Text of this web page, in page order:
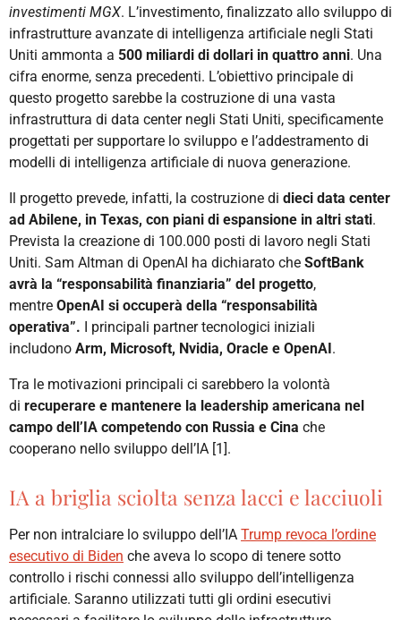
investimenti MGX. L’investimento, finalizzato allo sviluppo di
infrastrutture avanzate di intelligenza artificiale negli Stati
Uniti ammonta a 500 miliardi di dollari in quattro anni. Una
cifra enorme, senza precedenti. L’obiettivo principale di
questo progetto sarebbe la costruzione di una vasta
infrastruttura di data center negli Stati Uniti, specificamente
progettati per supportare lo sviluppo e l’addestramento di
modelli di intelligenza artificiale di nuova generazione.
Il progetto prevede, infatti, la costruzione di dieci data center
ad Abilene, in Texas, con piani di espansione in altri stati.
Prevista la creazione di 100.000 posti di lavoro negli Stati
Uniti. Sam Altman di OpenAI ha dichiarato che SoftBank
avrà la “responsabilità finanziaria” del progetto,
mentre OpenAI si occuperà della “responsabilità
operativa”. I principali partner tecnologici iniziali
includono Arm, Microsoft, Nvidia, Oracle e OpenAI.
Tra le motivazioni principali ci sarebbero la volontà
di recuperare e mantenere la leadership americana nel
campo dell’IA competendo con Russia e Cina che
cooperano nello sviluppo dell’IA [1].
IA a briglia sciolta senza lacci e lacciuoli
Per non intralciare lo sviluppo dell’IA Trump revoca l’ordine
esecutivo di Biden che aveva lo scopo di tenere sotto
controllo i rischi connessi allo sviluppo dell’intelligenza
artificiale. Saranno utilizzati tutti gli ordini esecutivi